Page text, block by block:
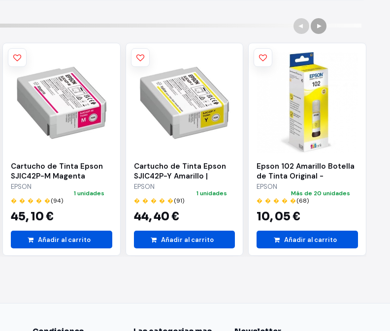
Cartucho de Tinta Epson
SJIC42P-M Magenta
Original | C13T52M340
EPSON
� � � � �(94)
45,10 €
1 unidades
Añadir al carrito
Cartucho de Tinta Epson
SJIC42P-Y Amarillo |
Original | C13T52M440
EPSON
� � � � �(91)
44,40 €
1 unidades
Añadir al carrito
Epson 102 Amarillo Botella
de Tinta Original -
C13T03R440
EPSON
� � � � �(68)
10,05 €
Más de 20 unidades
Añadir al carrito